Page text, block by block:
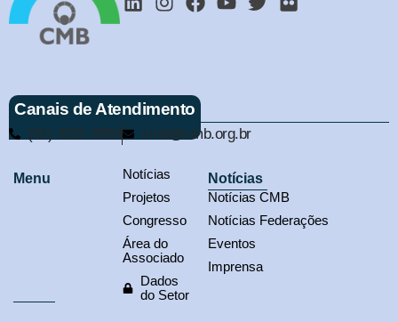
Canais de Atendimento
(61) 3321-9563 cmb@cmb.org.br
Menu
Notícias
Projetos
Congresso
Área do
Associado
Dados
do Setor
Notícias
Notícias CMB
Notícias Federações
Eventos
Imprensa